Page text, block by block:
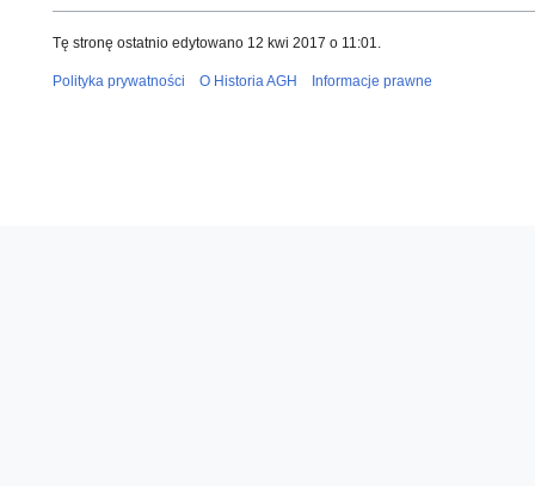
Tę stronę ostatnio edytowano 12 kwi 2017 o 11:01.
Polityka prywatności O Historia AGH Informacje prawne